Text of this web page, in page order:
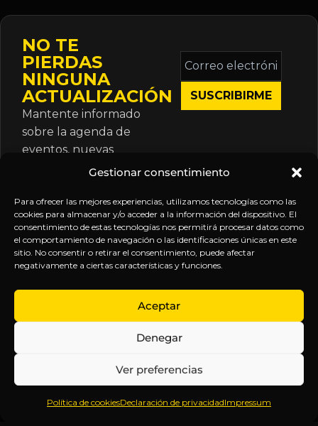
Gestionar consentimiento
Para ofrecer las mejores experiencias, utilizamos tecnologías como las
cookies para almacenar y/o acceder a la información del dispositivo. El
consentimiento de estas tecnologías nos permitirá procesar datos como
el comportamiento de navegación o las identificaciones únicas en este
sitio. No consentir o retirar el consentimiento, puede afectar
negativamente a ciertas características y funciones.
Aceptar
Denegar
Ver preferencias
Política de cookiesDeclaración de privacidadImpressum
NO TE
PIERDAS
NINGUNA
ACTUALIZACIÓN
Mantente informado
sobre la agenda de
eventos, nuevas
publicaciones y
suscripción.
Correo
electrónico
*
Inteligencia
Anticipándonos
EXPLORA
Inicio
Sobre
Contenido
Webinars
LEGAL
Política
de
Términos y
Aviso
SÍGUENOS